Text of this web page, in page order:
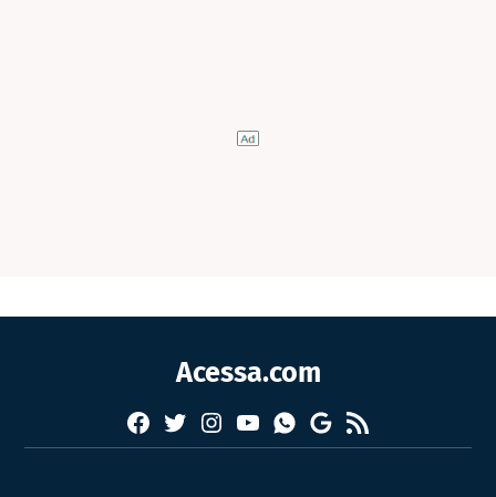
Acessa.com
Facebook
TwitterInstagram
YouTubeWhatsapp
Google
News
RSS